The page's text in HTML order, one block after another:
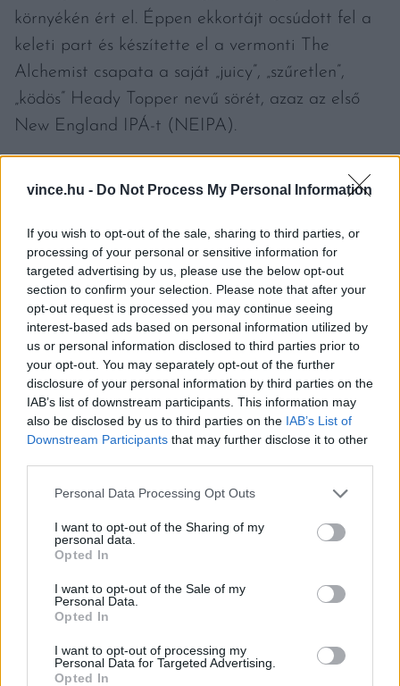
vince.hu - Do Not Process My Personal Information
If you wish to opt-out of the sale, sharing to third parties, or
processing of your personal or sensitive information for
targeted advertising by us, please use the below opt-out
section to confirm your selection. Please note that after your
opt-out request is processed you may continue seeing
interest-based ads based on personal information utilized by
us or personal information disclosed to third parties prior to
your opt-out. You may separately opt-out of the further
disclosure of your personal information by third parties on the
IAB’s list of downstream participants. This information may
also be disclosed by us to third parties on the IAB’s List of
Downstream Participants that may further disclose it to other
Please note that this website/app uses one or more Google
not limited to your visit or usage behaviour. You may click to
grant or deny consent to Google and its third-party tags to
use your data for below specified purposes in below Google
consent section.
Personal Data Processing Opt Outs
I want to opt-out of the Sharing of my
personal data.
Opted In
I want to opt-out of the Sale of my
Personal Data.
Opted In
I want to opt-out of processing my
Personal Data for Targeted Advertising.
Opted In
környékén ért el. Éppen ekkortájt ocsúdott fel a
keleti part és készítette el a vermonti The
Alchemist csapata a saját „juicy”, „szűretlen”,
„ködös” Heady Topper nevű sörét, azaz az első
New England IPÁ-t (NEIPA).
NEIPA VS. IPA
Megjelenés:A NEIPA szűretlen, ennél fogva
nem áttetsző, opálos, teteje szinte már krémes
sűrűségű és színe is sötétebb, aranyba, narancsba
Aroma:A NEIPA általában telt, gyümölcsös
illatokkal rendelkezik, aki beleszagol, belekóstol,
Hiányzik viszont belőle a „sima” IPÁ-k erőteljes
használnak, nagy részét csak a főzés végén
mintegy fűszerként (ez az úgynevezett
hidegkomlózás).
Malátás karakter:Az előző pontban említett
intenzív komlóhasználat, valamint az erre